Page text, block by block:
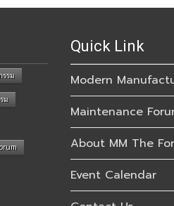
รม
ม
Quick Link
Modern
Maintenance
About MM The
Event Calendar